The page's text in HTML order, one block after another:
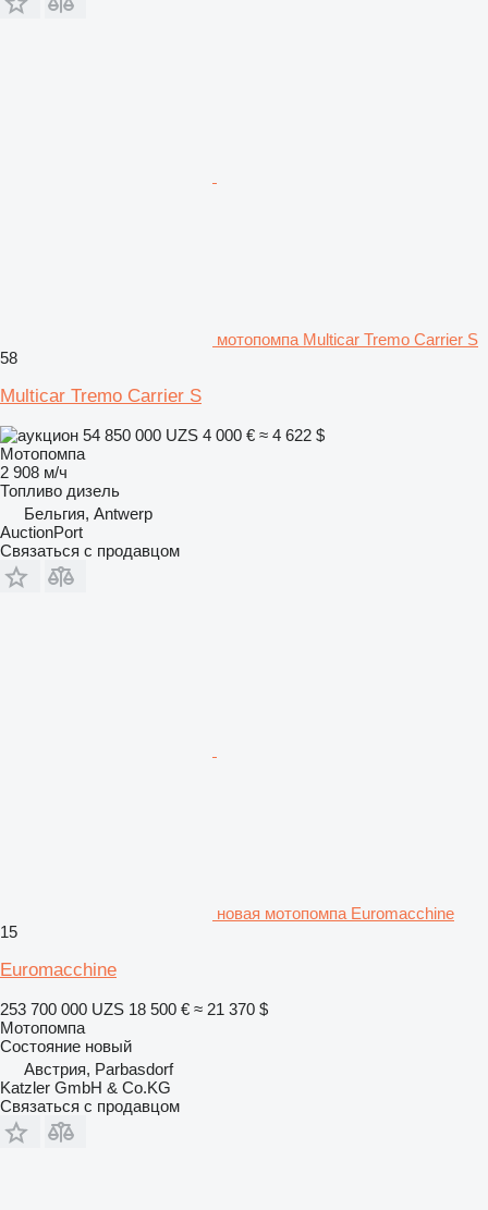
мотопомпа Multicar Tremo Carrier S
58
Multicar Tremo Carrier S
54 850 000 UZS 4 000 € ≈ 4 622 $
Мотопомпа
2 908 м/ч
Топливо дизель
Бельгия, Antwerp
AuctionPort
Связаться с продавцом
новая мотопомпа Euromacchine
15
Euromacchine
253 700 000 UZS 18 500 € ≈ 21 370 $
Мотопомпа
Состояние новый
Австрия, Parbasdorf
Katzler GmbH & Co.KG
Связаться с продавцом